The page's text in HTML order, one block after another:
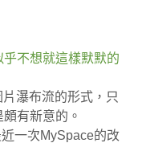
不想就這樣默默的
瀑布流的形式，只
有新意的。
一次MySpace的改